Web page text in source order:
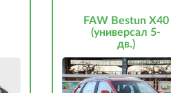
FAW Bestun X40
(универсал 5-
дв.)